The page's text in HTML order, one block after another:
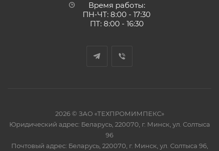
Время работы:
ПН-ЧТ: 8:00 - 17:30
ПТ: 8:00 - 16:30
2026 © ЗАО «ТЕХПРОМИМПЕКС»
Юридический адрес: Беларусь, 220070, г. Минск, ул. Солтыса
96
Почтовый адрес: Беларусь, 220070, г. Минск, ул. Солтыса 96,